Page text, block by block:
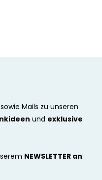
Mails zu unseren
und exklusive
NEWSLETTER an: